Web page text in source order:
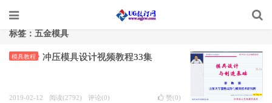
标签：五金模具
模具教程 冲压模具设计视频教程33集
2019-02-12 阅读(2792) 评论(0) 赞(0)